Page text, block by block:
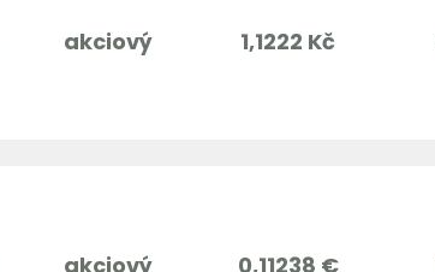
akciový 1,1222 Kč
akciový 0,11238 €